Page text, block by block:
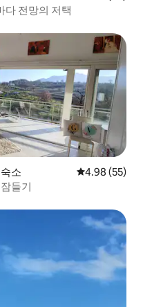
다 전망의 저택
소 평점 4.98점(5
4.98 (55)
들기